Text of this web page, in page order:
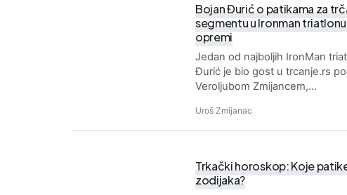
Bojan Đurić o patikama za
segmentu u Ironman
opremi
Jedan od najboljih IronMan
Đurić je bio gost u trcanje.rs
Veroljubom Zmijancem,…
Uroš Zmijanac
Trkački horoskop: Koje
zodijaka?